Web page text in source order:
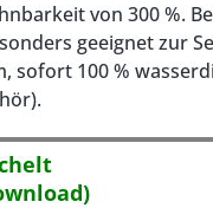
von 300 %.
geeignet zur
sofort 100 %